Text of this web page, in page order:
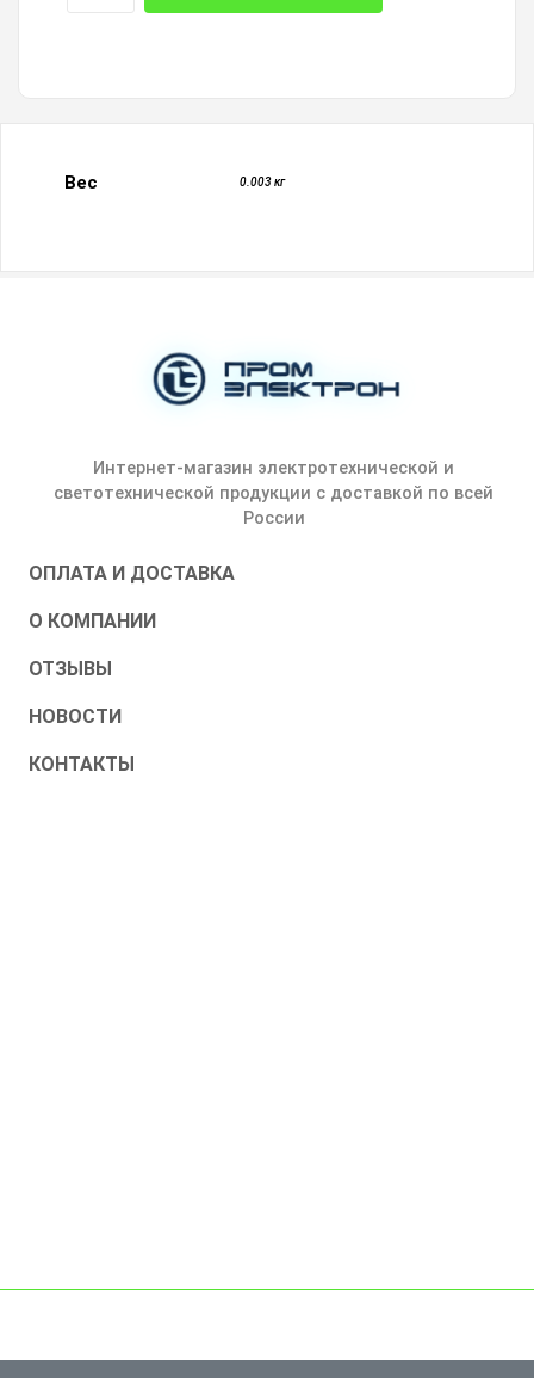
Вес 0.003 кг
Интернет-магазин электротехнической и
светотехнической продукции с доставкой по всей
России
ОПЛАТА И ДОСТАВКА
О КОМПАНИИ
ОТЗЫВЫ
НОВОСТИ
КОНТАКТЫ